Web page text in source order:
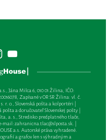
Jána Milca 6, 010 01 Žilina, IČO:
Zapísané v OR SR Žilina: vl. č.
r. o., Slovenská pošta a kolportéri |
a doručovateľ Slovenskej pošty |
a. s., Stredisko predplatného tlače,
mail:zahranicna.tlac@slposta.sk. |
a.s. Autorské práva vyhradené.
a grafov len s výhradným a